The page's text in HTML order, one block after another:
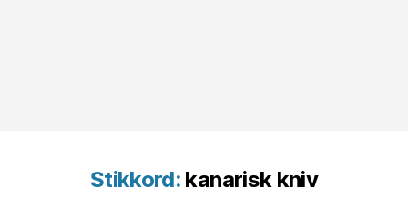
Stikkord: kanarisk kniv